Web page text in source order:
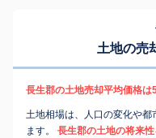
土地の売
長生郡の土地売却平均価格は
土地相場は、人口の変化や都
ます。
長生郡の土地の将来